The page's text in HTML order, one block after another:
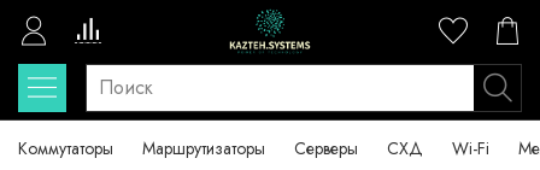
Коммутаторы Маршрутизаторы Серверы СХД Wi-Fi